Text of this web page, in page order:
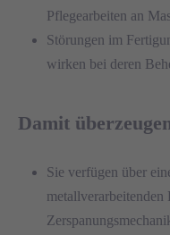
Pflegearbeiten an
Störungen im
wirken bei deren
Damit
Sie verfügen über
metallverarbeitenden